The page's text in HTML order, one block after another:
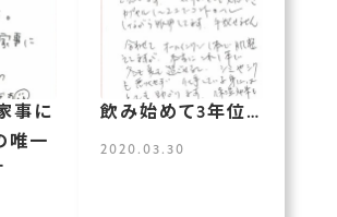
事に
唯一
飲み始めて3年位…
2020.03.30